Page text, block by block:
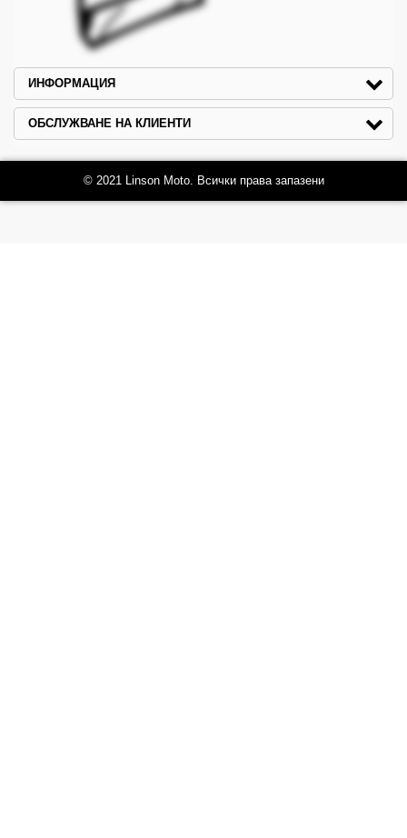
ИНФОРМАЦИЯ
ОБСЛУЖВАНЕ НА КЛИЕНТИ
© 2021 Linson Moto. Всички права запазени